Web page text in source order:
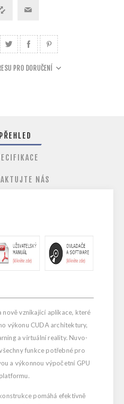
PRO DORUČENÍ
PŘEHLED
NÁS
nově vznikající aplikace, které
výkonu CUDA architektury,
a virtuální reality. Nuvo-
funkce potřebné pro
a výkonnou výpočetní GPU
platformu.
pomáhá efektivně